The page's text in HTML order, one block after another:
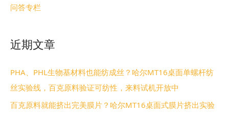
问答专栏
近期文章
PHA、PHL生物基材料也能纺成丝？哈尔MT16桌面单螺杆纺
丝实验线，百克原料验证可纺性，来料试机开放中
百克原料就能挤出完美膜片？哈尔MT16桌面式膜片挤出实验